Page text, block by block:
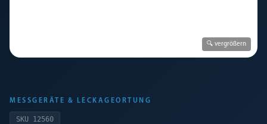
🔍 vergrößern
MESSGERÄTE & LECKAGEORTUNG
SKU 12560